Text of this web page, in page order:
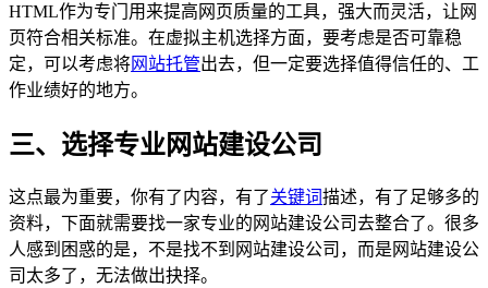
HTML作为专门用来提高网页质量的工具，强大而灵活，让网
页符合相关标准。在虚拟主机选择方面，要考虑是否可靠稳
定，可以考虑将网站托管出去，但一定要选择值得信任的、工
作业绩好的地方。
三、选择专业网站建设公司
这点最为重要，你有了内容，有了关键词描述，有了足够多的
资料，下面就需要找一家专业的网站建设公司去整合了。很多
人感到困惑的是，不是找不到网站建设公司，而是网站建设公
司太多了，无法做出抉择。